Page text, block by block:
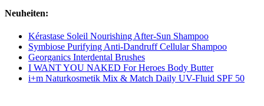
Neuheiten:
Kérastase Soleil Nourishing After-Sun Shampoo
Symbiose Purifying Anti-Dandruff Cellular Shampoo
Georganics Interdental Brushes
I WANT YOU NAKED For Heroes Body Butter
i+m Naturkosmetik Mix & Match Daily UV-Fluid SPF 50